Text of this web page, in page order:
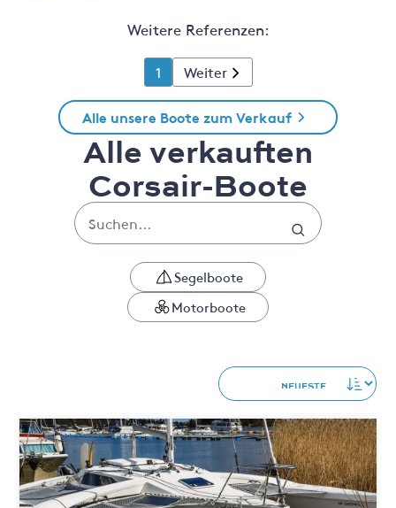
Weitere Referenzen:
1 Weiter
Alle unsere Boote zum Verkauf
Alle verkauften
Corsair-Boote
Segelboote
Motorboote